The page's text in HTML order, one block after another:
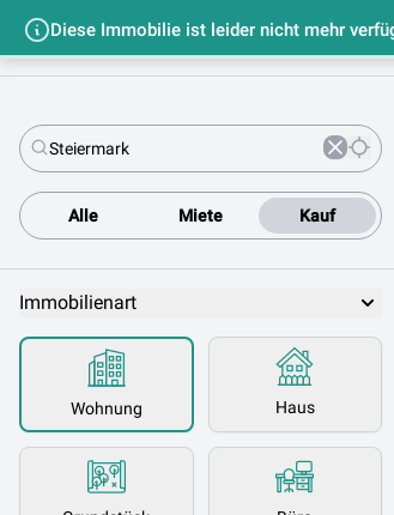
Alle Miete Kauf
Immobilienart
Wohnung Haus
Diese Immobilie ist leider nicht mehr